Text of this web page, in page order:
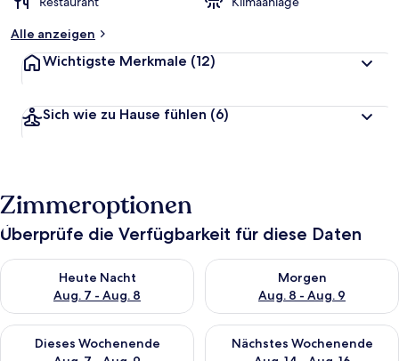
Alle anzeigen
Wichtigste Merkmale (12)
Sich wie zu Hause fühlen (6)
Zimmeroptionen
Überprüfe die Verfügbarkeit für diese Daten
Heute Nacht
Aug. 7 - Aug. 8
Überprüfe die Verfügbarkeit für heute Nacht, Aug. 7 - Aug. 8.
Morgen
Aug. 8 - Aug. 9
Überprüfe die Verfügbarkeit
Dieses Wochenende
Überprüfe die Verfügbarkeit für dieses Wochenende, Aug. 7
Nächstes Wochenende
Überprüfe die Verfügbarkeit